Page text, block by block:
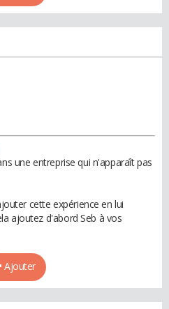
une entreprise qui n'apparaît pas
cette expérience en lui
ajoutez d'abord Seb à vos
Ajouter